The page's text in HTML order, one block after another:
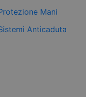
Mani
Anticaduta